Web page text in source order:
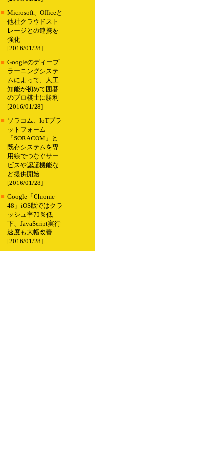
■ Microsoft、Officeと
他社クラウドスト
レージとの連携を
強化
[2016/01/28]
■ Googleのディープ
ラーニングシステ
ムによって、人工
知能が初めて囲碁
のプロ棋士に勝利
[2016/01/28]
■ ソラコム、IoTプラ
ットフォーム
「SORACOM」と
既存システムを専
用線でつなぐサー
ビスや認証機能な
ど提供開始
[2016/01/28]
■ Google「Chrome
48」iOS版ではクラ
ッシュ率70％低
下、JavaScript実行
速度も大幅改善
[2016/01/28]